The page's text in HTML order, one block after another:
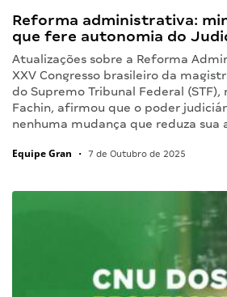
Reforma administrativa:
que fere autonomia do
Atualizações sobre a Reforma
XXV Congresso brasileiro da
do Supremo Tribunal Federal (STF),
Fachin, afirmou que o poder
nenhuma mudança que reduza sua
Equipe Gran • 7 de Outubro de 2025